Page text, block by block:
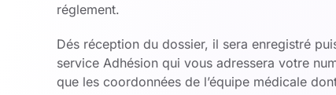
réglement.
Dés réception du dossier, il sera enregistré
service Adhésion qui vous adressera votre
que les coordonnées de l’équipe médicale